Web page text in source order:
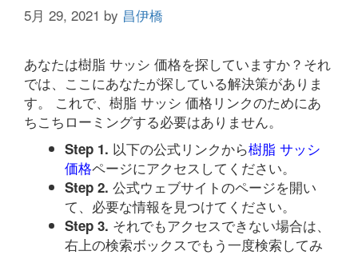
5月 29, 2021 by 昌伊橋
あなたは樹脂 サッシ 価格を探していますか？それ
では、ここにあなたが探している解決策がありま
す。 これで、樹脂 サッシ 価格リンクのためにあ
ちこちローミングする必要はありません。
Step 1. 以下の公式リンクから樹脂 サッシ
価格ページにアクセスしてください。
Step 2. 公式ウェブサイトのページを開い
て、必要な情報を見つけてください。
Step 3. それでもアクセスできない場合は、
右上の検索ボックスでもう一度検索してみ